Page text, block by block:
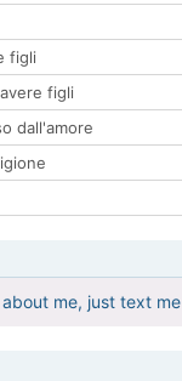
figli
figli
dall'amore
me, just text me